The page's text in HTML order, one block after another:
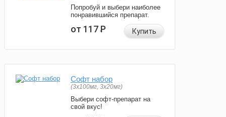
Попробуй и выбери наиболее
понравившийся препарат.
от 117Р Купить
Софт набор
(3x100мг, 3x20мг)
Выбери софт-препарат на
свой вкус!